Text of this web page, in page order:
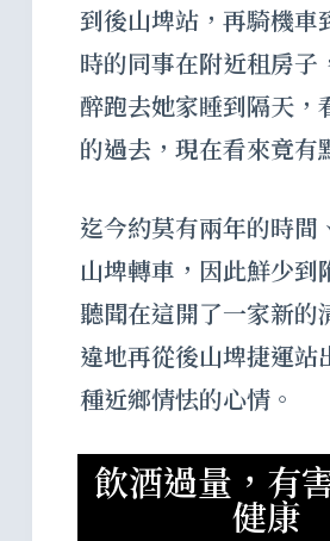
到後山埤站，再騎機車
時的同事在附近租房子
醉跑去她家睡到隔天，
的過去，現在看來竟有
迄今約莫有兩年的時間
山埤轉車，因此鮮少到
聽聞在這開了一家新的
違地再從後山埤捷運站
種近鄉情怯的心情。
飲酒過量，有
健康